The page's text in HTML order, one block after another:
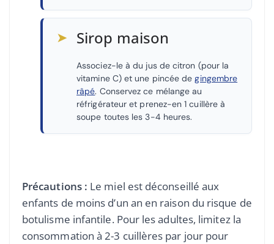
➤ Sirop maison
Associez-le à du jus de citron (pour la
vitamine C) et une pincée degingembre
râpé. Conservez ce mélange au
réfrigérateur et prenez-en 1 cuillère à
soupe toutes les 3-4 heures.
Précautions : Le miel est déconseillé aux
enfants de moins d’un an en raison du risque de
botulisme infantile. Pour les adultes, limitez la
consommation à 2-3 cuillères par jour pour